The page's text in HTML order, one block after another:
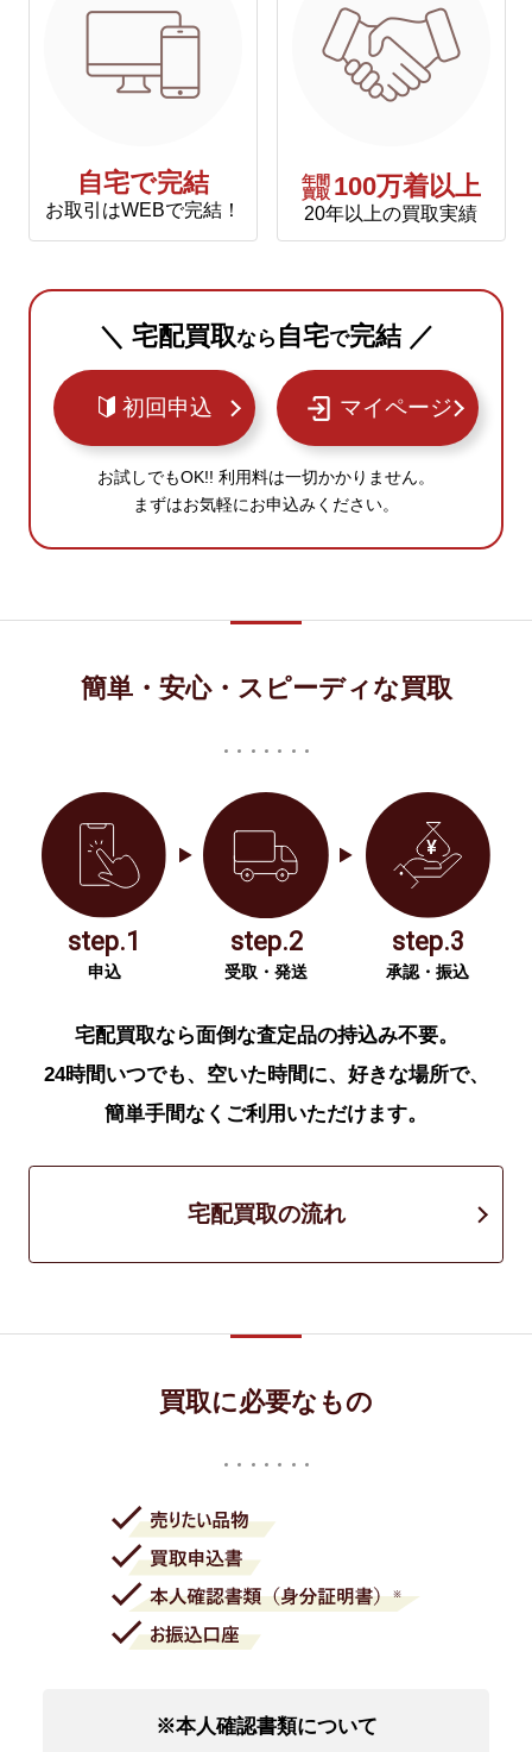
自宅で完結
お取引はWEBで完結！
年間
買取 100万着以上
20年以上の買取実績
＼ 宅配買取なら 自宅で完結 ／
初回申込 マイページ
お試しでもOK!! 利用料は一切かかりません。
まずはお気軽にお申込みください。
簡単・安心・スピーディな買取
step.1
申込
step.2
受取・発送
step.3
承認・振込
宅配買取なら面倒な査定品の持込み不要。
24時間いつでも、空いた時間に、好きな場所で、
簡単手間なくご利用いただけます。
宅配買取の流れ
買取に必要なもの
※本人確認書類について